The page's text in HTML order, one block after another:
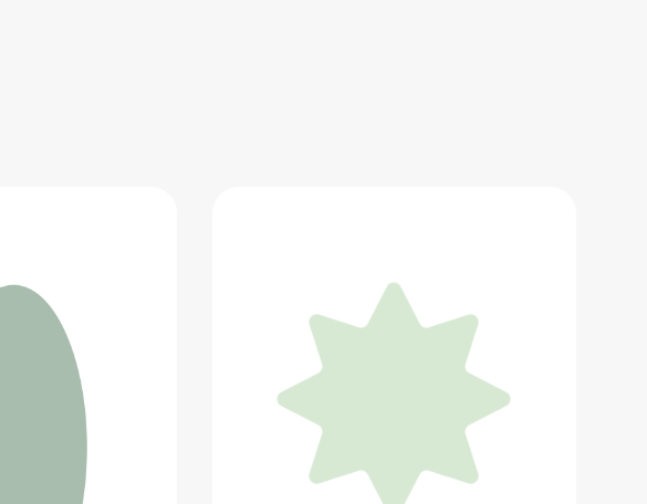
Электровелосипед Ruff Cycles
Добавить в вишлист